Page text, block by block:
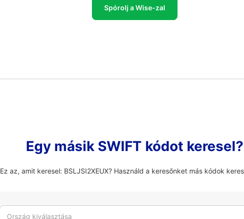
Spórolj a Wise-zal
Egy másik SWIFT kódot keresel?
Ez az, amit keresel: BSLJSI2XEUX? Használd a keresőnket más kódok
Ország kiválasztása